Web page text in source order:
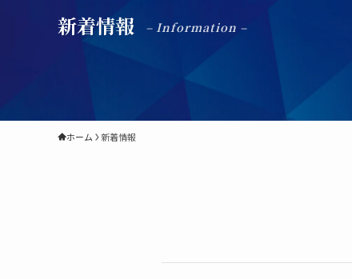
新着情報 – Information –
ホーム 新着情報